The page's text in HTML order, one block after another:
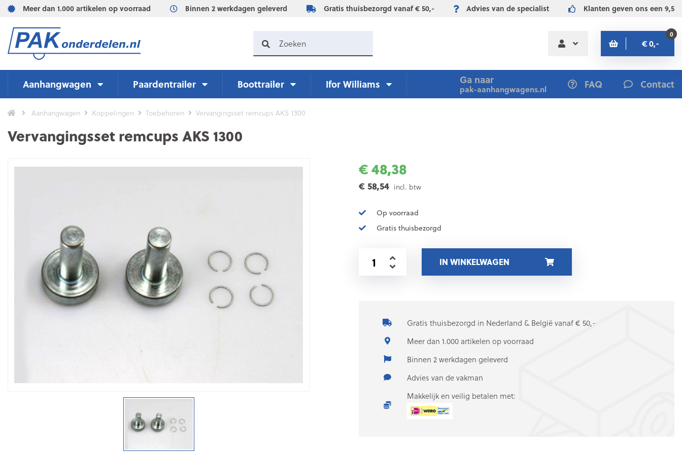
Meer dan 1.000 artikelen op voorraad Binnen 2 werkdagen geleverd Gratis thuisbezorgd vanaf € 50,- Advies van de specialist Klanten geven ons een 9,5
€ 0,-
0
Aanhangwagen Paardentrailer Boottrailer Ifor Williams Ga naar
pak-aanhangwagens.nl FAQ Contact
Aanhangwagen Koppelingen Toebehoren Vervangingsset remcups AKS 1300
Vervangingsset remcups AKS 1300
€ 48,38
€ 58,54 incl. btw
Op voorraad
Gratis thuisbezorgd
IN WINKELWAGEN
Gratis thuisbezorgd in Nederland & België vanaf € 50,-
Meer dan 1.000 artikelen op voorraad
Binnen 2 werkdagen geleverd
Advies van de vakman
Makkelijk en veilig betalen met: